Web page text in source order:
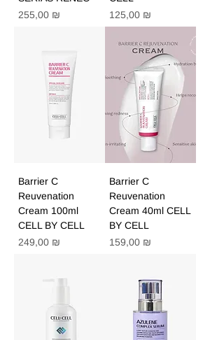
Цена
255,00 ₪
Цена
125,00 ₪
Barrier C
Reuvenation
Cream 100ml
CELL BY CELL
Цена
249,00 ₪
Barrier C
Reuvenation
Cream 40ml CELL
BY CELL
Цена
159,00 ₪